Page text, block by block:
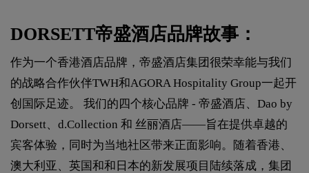
DORSETT帝盛酒店品牌故事：
作为一个香港酒店品牌，帝盛酒店集团很荣幸能与我们
的战略合作伙伴TWH和AGORA Hospitality Group一起开
创国际足迹。 我们的四个核心品牌 - 帝盛酒店、Dao by
Dorsett、d.Collection 和 丝丽酒店——旨在提供卓越的
宾客体验，同时为当地社区带来正面影响。随着香港、
澳大利亚、英国和和日本的新发展项目陆续落成，集团